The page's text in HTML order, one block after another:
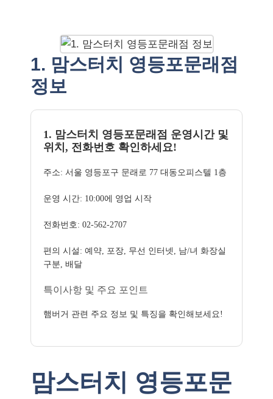
1. 맘스터치 영등포문래점
정보
1. 맘스터치 영등포문래점 운영시간 및
위치, 전화번호 확인하세요!
주소: 서울 영등포구 문래로 77 대동오피스텔 1층
운영 시간: 10:00에 영업 시작
전화번호: 02-562-2707
편의 시설: 예약, 포장, 무선 인터넷, 남/녀 화장실
구분, 배달
특이사항 및 주요 포인트
햄버거 관련 주요 정보 및 특징을 확인해보세요!
맘스터치 영등포문